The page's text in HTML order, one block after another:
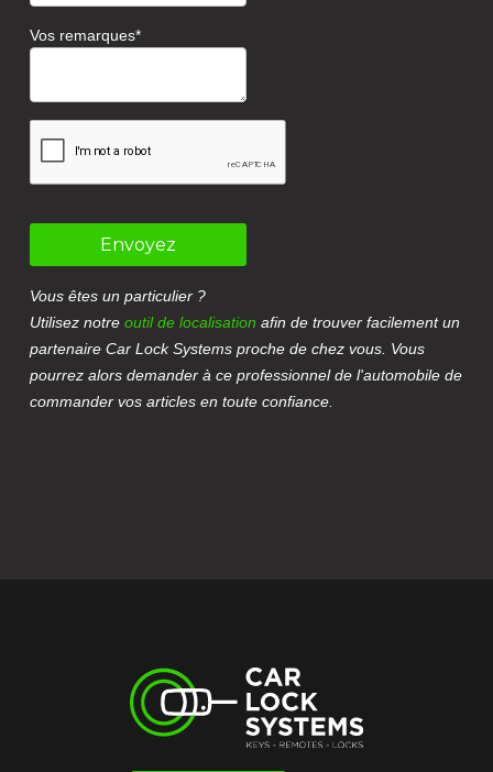
Vos remarques
Envoyez
Vous êtes un particulier ?
Utilisez notreoutil de localisation afin de trouver facilement un
partenaire Car Lock Systems proche de chez vous. Vous
pourrez alors demander à ce professionnel de l'automobile de
commander vos articles en toute confiance.